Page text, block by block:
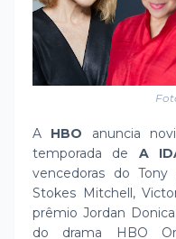
A HBO anuncia
temporada de A
vencedoras do Tony
Stokes Mitchell,
prêmio Jordan
do drama HBO